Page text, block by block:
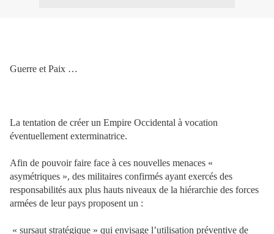
Guerre et Paix …
La tentation de créer un Empire Occidental à vocation
éventuellement exterminatrice.
Afin de pouvoir faire face à ces nouvelles menaces «
asymétriques », des militaires confirmés ayant exercés des
responsabilités aux plus hauts niveaux de la hiérarchie des forces
armées de leur pays proposent un :
« sursaut stratégique » qui envisage l’utilisation préventive de